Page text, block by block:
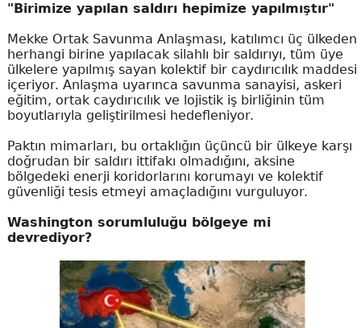
"Birimize yapılan saldırı hepimize yapılmıştır"
Mekke Ortak Savunma Anlaşması, katılımcı üç ülkeden
herhangi birine yapılacak silahlı bir saldırıyı, tüm üye
ülkelere yapılmış sayan kolektif bir caydırıcılık maddesi
içeriyor. Anlaşma uyarınca savunma sanayisi, askeri
eğitim, ortak caydırıcılık ve lojistik iş birliğinin tüm
boyutlarıyla geliştirilmesi hedefleniyor.
Paktın mimarları, bu ortaklığın üçüncü bir ülkeye karşı
doğrudan bir saldırı ittifakı olmadığını, aksine
bölgedeki enerji koridorlarını korumayı ve kolektif
güvenliği tesis etmeyi amaçladığını vurguluyor.
Washington sorumluluğu bölgeye mi
devrediyor?